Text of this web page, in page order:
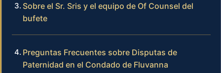
Sobre el Sr. Sris y el equipo de Of Counsel del
bufete
Preguntas Frecuentes sobre Disputas de
Paternidad en el Condado de Fluvanna